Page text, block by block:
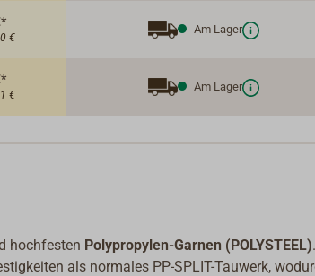
€
Am Lager
€
Am Lager
hochfesten Polypropylen-Garnen (POLYSTEEL).
als normales PP-SPLIT-Tauwerk,